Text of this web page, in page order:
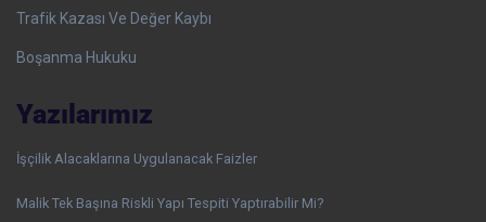
Trafik Kazası Ve Değer Kaybı
Boşanma Hukuku
Yazılarımız
İşçilik Alacaklarına Uygulanacak Faizler
Malik Tek Başına Riskli Yapı Tespiti Yaptırabilir Mi?